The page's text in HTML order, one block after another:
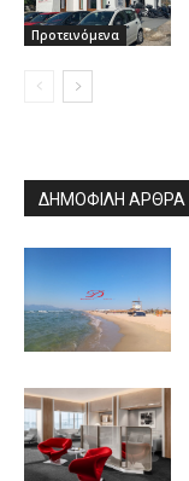
Προτεινόμενα
ΔΗΜΟΦΙΛΗ ΑΡΘΡΑ